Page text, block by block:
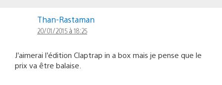
Than-Rastaman
20/01/2015 à 18:25
J’aimerai l’édition Claptrap in a box mais je pense que le
prix va être balaise.